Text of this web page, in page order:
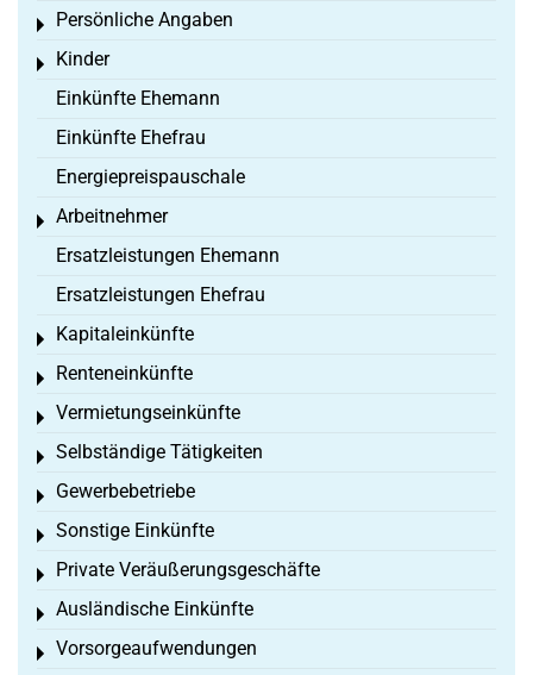
Persönliche Angaben
Toggle menu
Kinder
Toggle menu
Einkünfte Ehemann
Einkünfte Ehefrau
Energiepreispauschale
Arbeitnehmer
Toggle menu
Ersatzleistungen Ehemann
Ersatzleistungen Ehefrau
Kapitaleinkünfte
Toggle menu
Renteneinkünfte
Toggle menu
Vermietungseinkünfte
Toggle menu
Selbständige Tätigkeiten
Toggle menu
Gewerbebetriebe
Toggle menu
Sonstige Einkünfte
Toggle menu
Private Veräußerungsgeschäfte
Toggle menu
Ausländische Einkünfte
Toggle menu
Vorsorgeaufwendungen
Toggle menu